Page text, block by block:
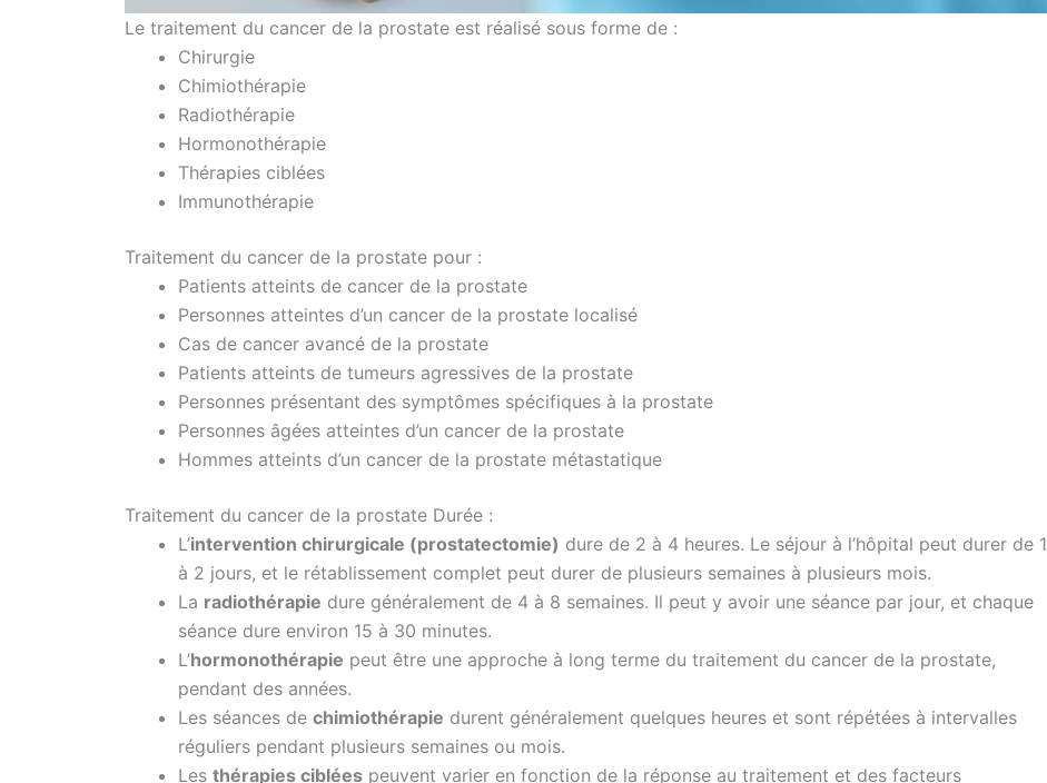
Le traitement du cancer de la prostate est réalisé sous forme de :
Chirurgie
Chimiothérapie
Radiothérapie
Hormonothérapie
Thérapies ciblées
Immunothérapie
Traitement du cancer de la prostate pour :
Patients atteints de cancer de la prostate
Personnes atteintes d’un cancer de la prostate localisé
Cas de cancer avancé de la prostate
Patients atteints de tumeurs agressives de la prostate
Personnes présentant des symptômes spécifiques à la prostate
Personnes âgées atteintes d’un cancer de la prostate
Hommes atteints d’un cancer de la prostate métastatique
Traitement du cancer de la prostate Durée :
L’intervention chirurgicale (prostatectomie) dure de 2 à 4 heures. Le séjour à l’hôpital peut durer de 1
à 2 jours, et le rétablissement complet peut durer de plusieurs semaines à plusieurs mois.
La radiothérapie dure généralement de 4 à 8 semaines. Il peut y avoir une séance par jour, et chaque
séance dure environ 15 à 30 minutes.
L’hormonothérapie peut être une approche à long terme du traitement du cancer de la prostate,
pendant des années.
Les séances de chimiothérapie durent généralement quelques heures et sont répétées à intervalles
réguliers pendant plusieurs semaines ou mois.
Les thérapies ciblées peuvent varier en fonction de la réponse au traitement et des facteurs